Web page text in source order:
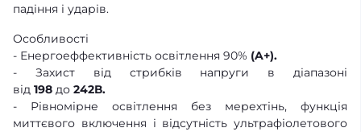
падіння і ударів.
Особливості
- Енергоеффективність освітлення 90% (A+).
- Захист від стрибків напруги в діапазоні
від 198 до 242В.
- Рівномірне освітлення без мерехтінь, функція
миттєвого включення і відсутність ультрафіолетового